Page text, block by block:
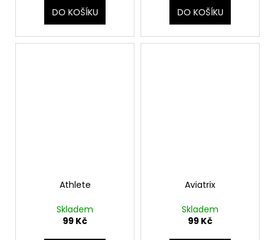
DO KOŠÍKU DO KOŠÍKU
Athlete
Skladem
99 Kč
Aviatrix
Skladem
99 Kč